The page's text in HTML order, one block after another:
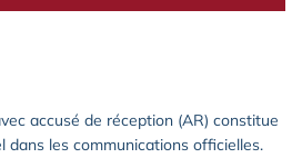
accusé de réception (AR) constitue
dans les communications officielles.